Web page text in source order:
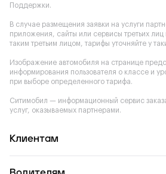
Поддержки.
В случае размещения заявки на услуги
приложения, сайты или сервисы третьих
таким третьим лицом, тарифы уточняйте у
Изображение автомобиля на странице
информирования пользователя о классе и
при выборе определенного тарифа.
Ситимобил — информационный сервис
услуг, оказываемых партнерами.
Клиентам